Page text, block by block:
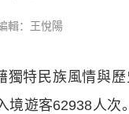
輯：王悅陽
特民族風情與歷
遊客62938人次